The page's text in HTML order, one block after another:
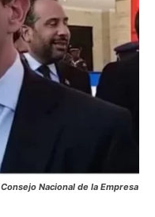
Consejo Nacional de la Empresa